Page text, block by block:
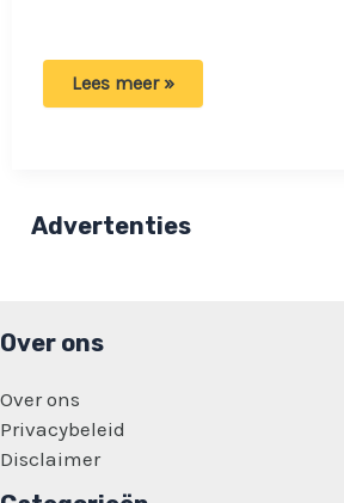
Afschuwelijk
vreselijk
Lees meer »
Advertenties
Over ons
Over ons
Privacybeleid
Disclaimer